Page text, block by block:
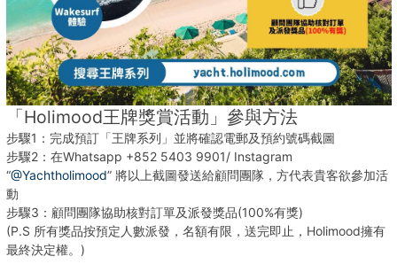
「Holimood王牌獎賞活動」參與方法
步驟1：完成預訂「王牌系列」並將確認電郵及預約號碼截圖
步驟2：在Whatsapp +852 5403 9901/ Instagram
“@Yachtholimood” 將以上截圖發送給顧問團隊，方代表貴客欲參加活
動
步驟3：顧問團隊協助核對訂單及派發獎品(100%有獎)
(P.S 所有獎品按預定人數派發，名額有限，送完即止，Holimood擁有
最終決定權。)